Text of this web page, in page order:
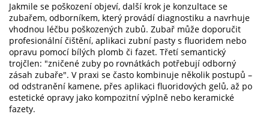
Jakmile se poškození objeví, další krok je konzultace se
zubařem, odborníkem, který provádí diagnostiku a navrhuje
vhodnou léčbu poškozených zubů. Zubař může doporučit
profesionální čištění, aplikaci zubní pasty s fluoridem nebo
opravu pomocí bílých plomb či fazet. Třetí semantický
trojčlen: "zničené zuby po rovnátkách potřebují odborný
zásah zubaře". V praxi se často kombinuje několik postupů –
od odstranění kamene, přes aplikaci fluoridových gelů, až po
estetické opravy jako kompozitní výplně nebo keramické
fazety.